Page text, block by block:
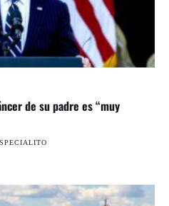
de su padre es “muy